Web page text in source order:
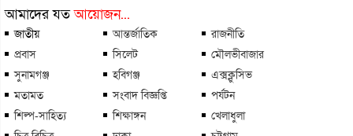
আমাদের যতআয়োজন...
জাতীয় আন্তর্জাতিক
রাজনীতি
প্রবাস
সিলেট
মৌলভীবাজার
সুনামগঞ্জ
হবিগঞ্জ
এক্সক্লুসিভ
মতামত
সংবাদ বিজ্ঞপ্তি
পর্যটন
শিল্প-সাহিত্য
শিক্ষাঙ্গন
খেলাধুলা